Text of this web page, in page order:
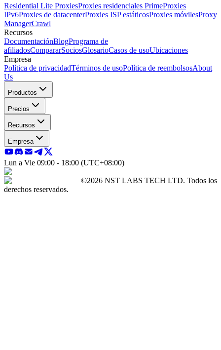
Residential Lite ProxiesProxies residenciales PrimeProxies
IPv6Proxies de datacenterProxies ISP estáticosProxies móvilesProxy
ManagerCrawl
Recursos
DocumentaciónBlogPrograma de
afiliadosCompararSociosGlosarioCasos de usoUbicaciones
Empresa
Política de privacidadTérminos de usoPolítica de reembolsosAbout
Us
Productos
Precios
Recursos
Empresa
Lun a Vie 09:00 - 18:00 (UTC+08:00)
©2026 NST LABS TECH LTD. Todos los
derechos reservados.